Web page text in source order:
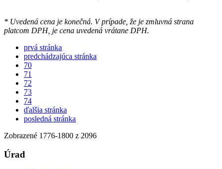
* Uvedená cena je konečná. V prípade, že je zmluvná strana
platcom DPH, je cena uvedená vrátane DPH.
prvá stránka
predchádzajúca stránka
70
71
72
73
74
ďalšia stránka
posledná stránka
Zobrazené 1776-1800 z 2096
Úrad